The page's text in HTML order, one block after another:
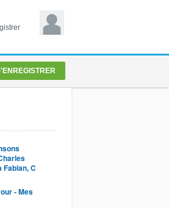
Fabian, C
Michel
- Mes